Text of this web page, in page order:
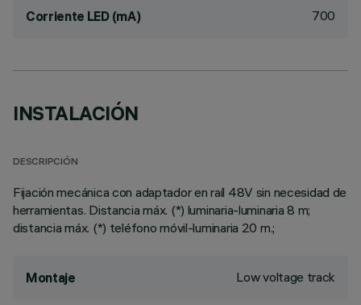
Corriente LED (mA) 700
INSTALACIÓN
DESCRIPCIÓN
Fijación mecánica con adaptador en raíl 48V sin necesidad de
herramientas. Distancia máx. (*) luminaria-luminaria 8 m;
distancia máx. (*) teléfono móvil-luminaria 20 m.;
Montaje Low voltage track